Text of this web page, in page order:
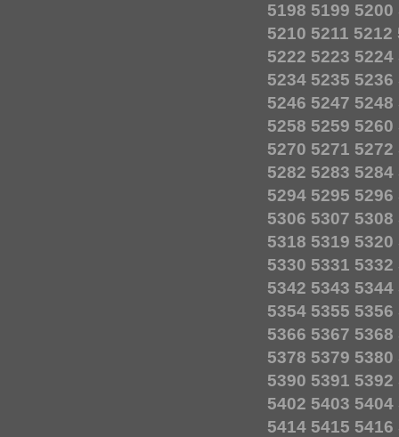
5198 5199 5200
5210 5211 5212
5222 5223 5224
5234 5235 5236
5246 5247 5248
5258 5259 5260
5270 5271 5272
5282 5283 5284
5294 5295 5296
5306 5307 5308
5318 5319 5320
5330 5331 5332
5342 5343 5344
5354 5355 5356
5366 5367 5368
5378 5379 5380
5390 5391 5392
5402 5403 5404
5414 5415 5416